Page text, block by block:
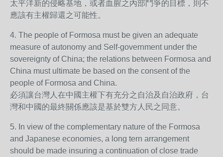
太平洋新的侵略基地，或者血腥之內部鬥爭的目標，則不
應該有主權歸還之可能性。
4. The people of Formosa must be given an adequate
measure of autonomy and Self-government under the
sovereignty of China; the relations between Formosa and
China must ultimate be based on the consent of the
people of Formosa and China.
必須讓台灣人在中國主權下有充分之自治及自治政府，台
灣和中國的最終關係應該是基於雙方人民之同意。
5. In view of the complementary nature of the Formosa
and Japanese economies, a long tern arrangement
should be made insuring a continuation of close trade